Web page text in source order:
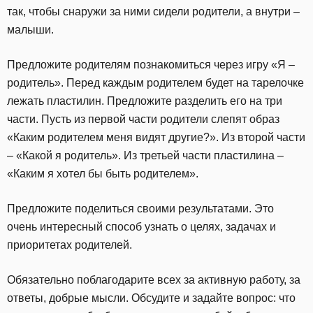
так, чтобы снаружи за ними сидели родители, а внутри –
малыши.
Предложите родителям познакомиться через игру «Я –
родитель». Перед каждым родителем будет на тарелочке
лежать пластилин. Предложите разделить его на три
части. Пусть из первой части родители слепят образ
«Каким родителем меня видят другие?». Из второй части
– «Какой я родитель». Из третьей части пластилина –
«Каким я хотел бы быть родителем».
Предложите поделиться своими результатами. Это
очень интересный способ узнать о целях, задачах и
приоритетах родителей.
Обязательно поблагодарите всех за активную работу, за
ответы, добрые мысли. Обсудите и задайте вопрос: что